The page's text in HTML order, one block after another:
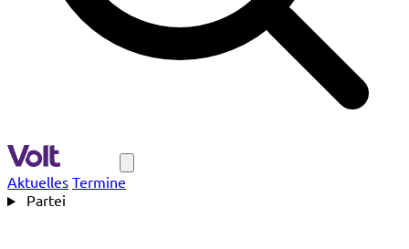
Navigation
Aktuelles Termine
Partei